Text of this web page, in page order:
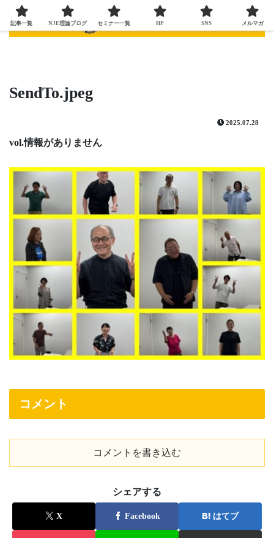
SendTo.jpeg
2025.07.28
vol.情報がありません
コメント
コメントを書き込む
シェアする
X Facebook はてブ
記事一覧 NJE理論ブログ セミナー一覧 HP SNS メルマガ